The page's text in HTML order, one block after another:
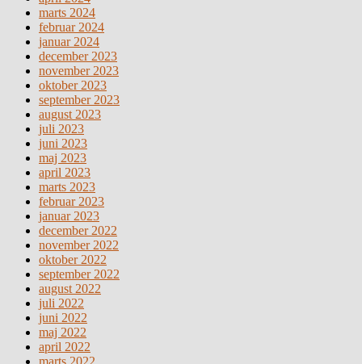
marts 2024
februar 2024
januar 2024
december 2023
november 2023
oktober 2023
september 2023
august 2023
juli 2023
juni 2023
maj 2023
april 2023
marts 2023
februar 2023
januar 2023
december 2022
november 2022
oktober 2022
september 2022
august 2022
juli 2022
juni 2022
maj 2022
april 2022
marts 2022